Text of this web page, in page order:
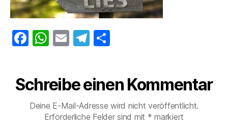
F
e
b
W
s
A
p
E
l
T
gr
a
m
n
Schreibe einen Kommentar
Deine E-Mail-Adresse wird nicht veröffentlicht.
Erforderliche Felder sind mit * markiert